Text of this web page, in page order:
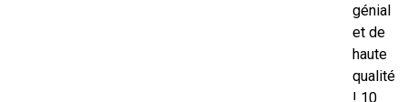
génial
et de
haute
qualité
! 10